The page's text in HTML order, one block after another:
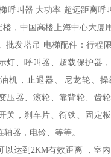
呼叫器 大功率 超远距离呼
楼，中国高楼上海中心大厦
批发塔吊 电梯配件：行程
灯、呼叫器、超载保护器
机，止退器、尼龙轮、
压器、滚轮、靠背轮、齿
关，刹车片、衔铁、固定
器，电铃、等等。
以达到2KM有效距离 ，室